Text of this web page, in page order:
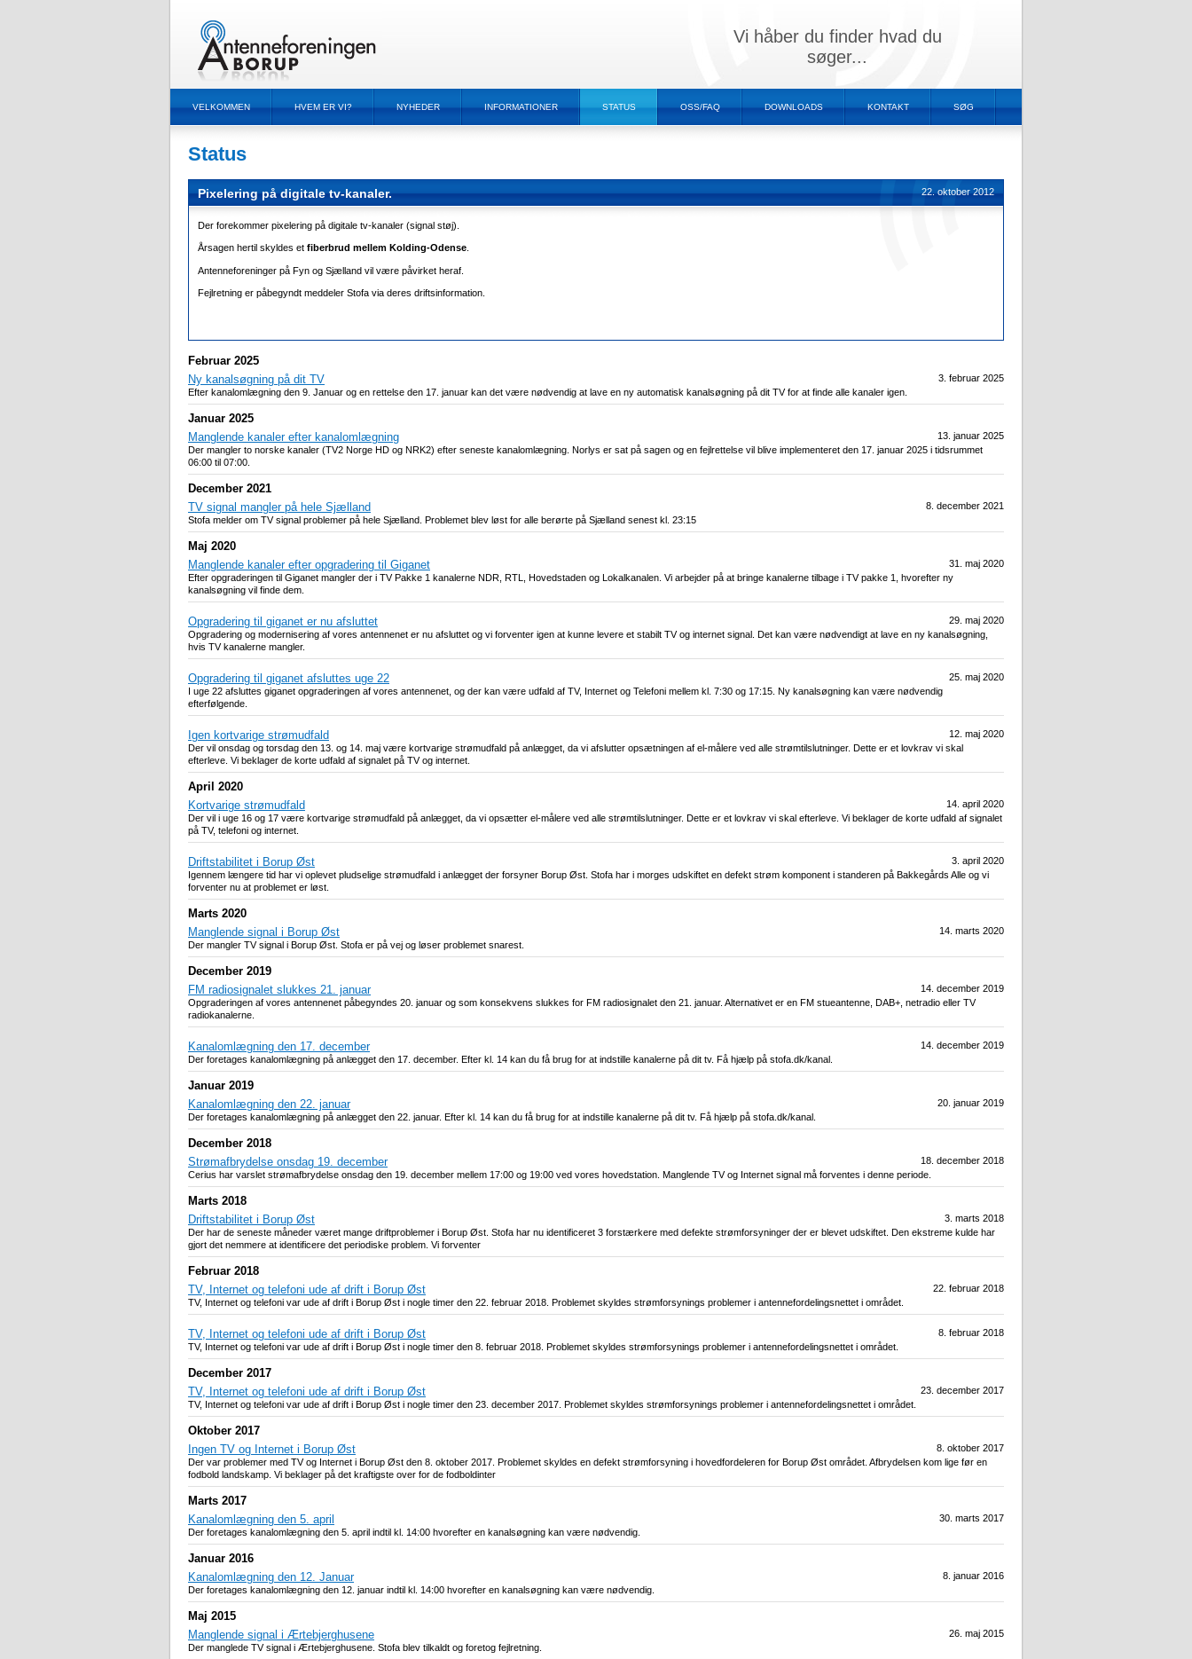
Vi håber du finder hvad du
søger...
VELKOMMEN HVEM ER VI? NYHEDER INFORMATIONER STATUS OSS/FAQ DOWNLOADS KONTAKT SØG
Status
Pixelering på digitale tv-kanaler. 22. oktober 2012
Der forekommer pixelering på digitale tv-kanaler (signal støj).
Årsagen hertil skyldes et fiberbrud mellem Kolding-Odense
Antenneforeninger på Fyn og Sjælland vil være påvirket heraf.
Fejlretning er påbegyndt meddeler Stofa via deres driftsinformation.
Februar 2025
3. februar 2025
Ny kanalsøgning på dit TV
Efter kanalomlægning den 9. Januar og en rettelse den 17. januar kan det være nødvendig at lave en ny automatisk kanalsøgning på dit TV for at finde alle kanaler igen.
Januar 2025
13. januar 2025
Manglende kanaler efter kanalomlægning
Der mangler to norske kanaler (TV2 Norge HD og NRK2) efter seneste kanalomlægning. Norlys er sat på sagen og en fejlrettelse vil blive implementeret den 17. januar 2025 i tidsrummet
06:00 til 07:00.
December 2021
8. december 2021
TV signal mangler på hele Sjælland
Stofa melder om TV signal problemer på hele Sjælland. Problemet blev løst for alle berørte på Sjælland senest kl. 23:15
Maj 2020
31. maj 2020
Manglende kanaler efter opgradering til Giganet
Efter opgraderingen til Giganet mangler der i TV Pakke 1 kanalerne NDR, RTL, Hovedstaden og Lokalkanalen. Vi arbejder på at bringe kanalerne tilbage i TV pakke 1, hvorefter ny
kanalsøgning vil finde dem.
29. maj 2020
Opgradering til giganet er nu afsluttet
Opgradering og modernisering af vores antennenet er nu afsluttet og vi forventer igen at kunne levere et stabilt TV og internet signal. Det kan være nødvendigt at lave en ny kanalsøgning,
hvis TV kanalerne mangler.
25. maj 2020
Opgradering til giganet afsluttes uge 22
I uge 22 afsluttes giganet opgraderingen af vores antennenet, og der kan være udfald af TV, Internet og Telefoni mellem kl. 7:30 og 17:15. Ny kanalsøgning kan være nødvendig
efterfølgende.
12. maj 2020
Igen kortvarige strømudfald
Der vil onsdag og torsdag den 13. og 14. maj være kortvarige strømudfald på anlægget, da vi afslutter opsætningen af el-målere ved alle strømtilslutninger. Dette er et lovkrav vi skal
efterleve. Vi beklager de korte udfald af signalet på TV og internet.
April 2020
14. april 2020
Kortvarige strømudfald
Der vil i uge 16 og 17 være kortvarige strømudfald på anlægget, da vi opsætter el-målere ved alle strømtilslutninger. Dette er et lovkrav vi skal efterleve. Vi beklager de korte udfald af signalet
på TV, telefoni og internet.
3. april 2020
Driftstabilitet i Borup Øst
Igennem længere tid har vi oplevet pludselige strømudfald i anlægget der forsyner Borup Øst. Stofa har i morges udskiftet en defekt strøm komponent i standeren på Bakkegårds Alle og vi
forventer nu at problemet er løst.
Marts 2020
14. marts 2020
Manglende signal i Borup Øst
Der mangler TV signal i Borup Øst. Stofa er på vej og løser problemet snarest.
December 2019
14. december 2019
FM radiosignalet slukkes 21. januar
Opgraderingen af vores antennenet påbegyndes 20. januar og som konsekvens slukkes for FM radiosignalet den 21. januar. Alternativet er en FM stueantenne, DAB+, netradio eller TV
radiokanalerne.
14. december 2019
Kanalomlægning den 17. december
Der foretages kanalomlægning på anlægget den 17. december. Efter kl. 14 kan du få brug for at indstille kanalerne på dit tv. Få hjælp på stofa.dk/kanal.
Januar 2019
20. januar 2019
Kanalomlægning den 22. januar
Der foretages kanalomlægning på anlægget den 22. januar. Efter kl. 14 kan du få brug for at indstille kanalerne på dit tv. Få hjælp på stofa.dk/kanal.
December 2018
18. december 2018
Strømafbrydelse onsdag 19. december
Cerius har varslet strømafbrydelse onsdag den 19. december mellem 17:00 og 19:00 ved vores hovedstation. Manglende TV og Internet signal må forventes i denne periode.
Marts 2018
3. marts 2018
Driftstabilitet i Borup Øst
Der har de seneste måneder været mange driftproblemer i Borup Øst. Stofa har nu identificeret 3 forstærkere med defekte strømforsyninger der er blevet udskiftet. Den ekstreme kulde har
gjort det nemmere at identificere det periodiske problem. Vi forventer
Februar 2018
22. februar 2018
TV, Internet og telefoni ude af drift i Borup Øst
TV, Internet og telefoni var ude af drift i Borup Øst i nogle timer den 22. februar 2018. Problemet skyldes strømforsynings problemer i antennefordelingsnettet i området.
8. februar 2018
TV, Internet og telefoni ude af drift i Borup Øst
TV, Internet og telefoni var ude af drift i Borup Øst i nogle timer den 8. februar 2018. Problemet skyldes strømforsynings problemer i antennefordelingsnettet i området.
December 2017
23. december 2017
TV, Internet og telefoni ude af drift i Borup Øst
TV, Internet og telefoni var ude af drift i Borup Øst i nogle timer den 23. december 2017. Problemet skyldes strømforsynings problemer i antennefordelingsnettet i området.
Oktober 2017
8. oktober 2017
Ingen TV og Internet i Borup Øst
Der var problemer med TV og Internet i Borup Øst den 8. oktober 2017. Problemet skyldes en defekt strømforsyning i hovedfordeleren for Borup Øst området. Afbrydelsen kom lige før en
fodbold landskamp. Vi beklager på det kraftigste over for de fodboldinter
Marts 2017
30. marts 2017
Kanalomlægning den 5. april
Der foretages kanalomlægning den 5. april indtil kl. 14:00 hvorefter en kanalsøgning kan være nødvendig.
Januar 2016
8. januar 2016
Kanalomlægning den 12. Januar
Der foretages kanalomlægning den 12. januar indtil kl. 14:00 hvorefter en kanalsøgning kan være nødvendig.
Maj 2015
26. maj 2015
Manglende signal i Ærtebjerghusene
Der manglede TV signal i Ærtebjerghusene. Stofa blev tilkaldt og foretog fejlretning.